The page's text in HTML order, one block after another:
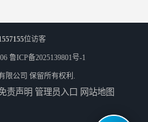
位访客
鲁ICP备2025139801号-1
限公司 保留所有权利.
责声明 管理员入口 网站地图